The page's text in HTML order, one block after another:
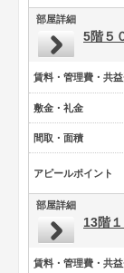
部屋詳細
5階５
賃料・管理費・共
敷金・礼金
間取・面積
アピールポイント
部屋詳細
13階
賃料・管理費・共